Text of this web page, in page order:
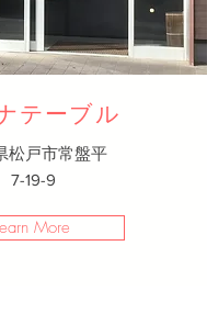
テーブル
松戸市常盤平
7-19-9
More